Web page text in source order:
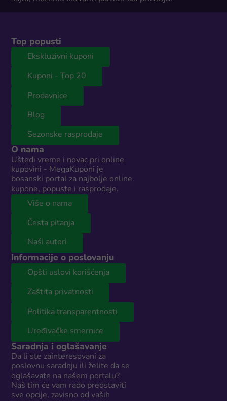
Top popusti
Ekskluzivni kuponi
Kuponi - Top 20
Prodavnice
Blog
Sezonske rasprodaje
O nama
Uštedi vreme i novac pri online
kupovini - MegaKuponi je
bosanski portal za najbolje online
kupone, popuste i rasprodaje.
Više o nama
Česta pitanja
Naši autori
Informacije o poslovanju
Opšti uslovi korišćenja
Zaštita privatnosti
Politika transparentnosti
Uređivačke smernice
Saradnja i oglašavanje
Da li ste zainteresovani za
poslovnu saradnju ili želite da se
oglašavate na našem portalu?
Naš tim će vam rado predstaviti
sve opcije, zavisno od vaših